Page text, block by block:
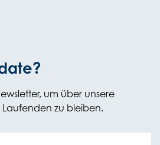
um über unsere
zu bleiben.